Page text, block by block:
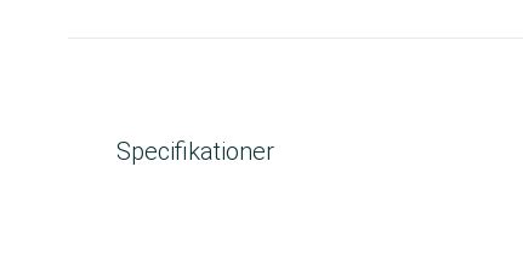
Specifikationer